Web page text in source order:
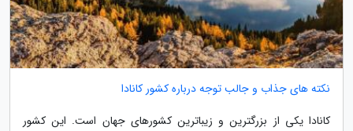
نکته های جذاب و جالب توجه درباره کشور کانادا
کانادا یکی از بزرگترین و زیباترین کشورهای جهان است. این کشور